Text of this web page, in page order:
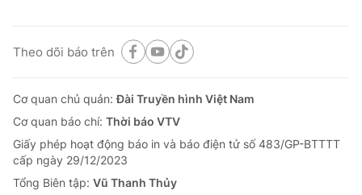
Theo dõi báo trên
Cơ quan chủ quản:Đài Truyền hình Việt Nam
Cơ quan báo chí: Thời báo VTV
Giấy phép hoạt động báo in và báo điện tử số 483/GP-BTTTT
cấp ngày 29/12/2023
Tổng Biên tập: Vũ Thanh Thủy